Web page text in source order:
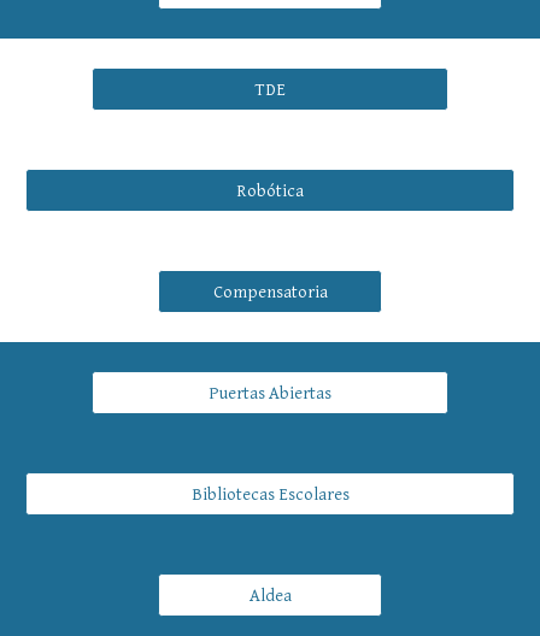
TDE
Robótica
Compensatoria
Puertas Abiertas
Bibliotecas Escolares
Aldea